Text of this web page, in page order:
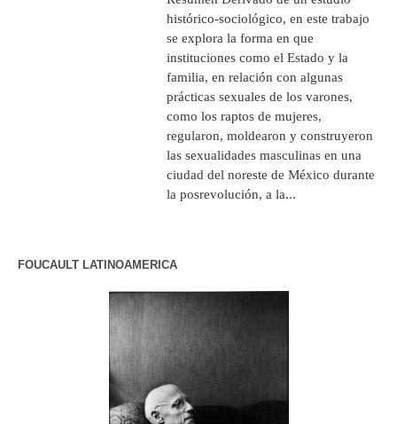
histórico-sociológico, en este trabajo
se explora la forma en que
instituciones como el Estado y la
familia, en relación con algunas
prácticas sexuales de los varones,
como los raptos de mujeres,
regularon, moldearon y construyeron
las sexualidades masculinas en una
ciudad del noreste de México durante
la posrevolución, a la...
FOUCAULT LATINOAMERICA